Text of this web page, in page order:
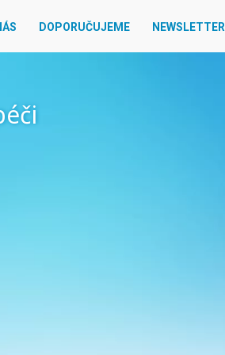
DOPORUČUJEME NEWSLETTER